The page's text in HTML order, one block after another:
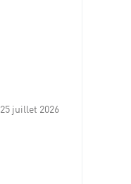
25 juillet 2026